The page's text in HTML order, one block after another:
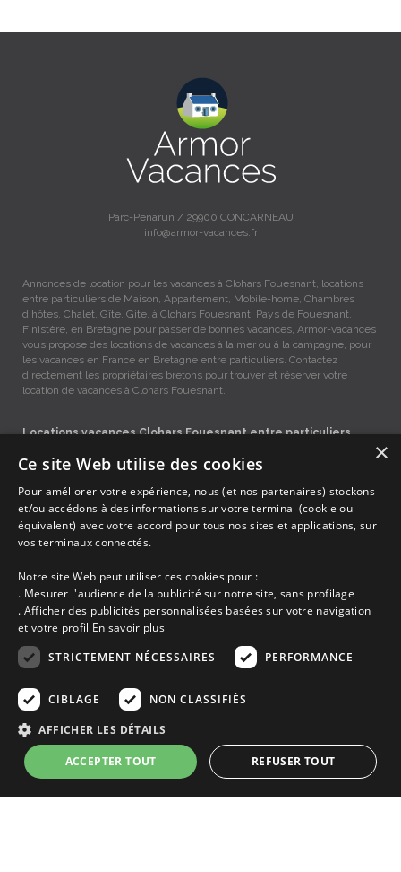
Parc-Penarun / 29900 CONCARNEAU
info@armor-vacances.fr
Annonces de location pour les vacances à Clohars Fouesnant, locations
entre particuliers de Maison, Appartement, Mobile-home, Chambres
d'hôtes, Chalet, Gîte, Gite, à Clohars Fouesnant, Pays de Fouesnant,
Finistère, en Bretagne pour passer de bonnes vacances, Armor-vacances
vous propose des locations de vacances à la mer ou à la campagne, pour
les vacances en France en Bretagne entre particuliers. Contactez
directement les propriétaires bretons pour trouver et réserver votre
location de vacances à Clohars Fouesnant.
Locations vacances Clohars Fouesnant entre particuliers.
Accueil
Dernières minutes
Promotions
Découvrir les départements bretons
Espace propriétaire
Ma sélection
Blog
Conditions générales
En partenariat avec Clévacances des Côtes d'Armor et du Finistère,
Clévacances est un label national de référence, réglementé par une charte
et grille de critères nationales pour certifier la qualité des hébergements
touristiques. C'est aussi un réseau de proximité avec une visite tous les 4
ans et une validation par une commission habilitée. Label de 1 à 5 clés.
×
Ce site Web utilise des cookies
Pour améliorer votre expérience, nous (et nos partenaires) stockons
et/ou accédons à des informations sur votre terminal (cookie ou
équivalent) avec votre accord pour tous nos sites et applications, sur
vos terminaux connectés.
Notre site Web peut utiliser ces cookies pour :
. Mesurer l'audience de la publicité sur notre site, sans profilage
. Afficher des publicités personnalisées basées sur votre navigation
et votre profil En savoir plus
STRICTEMENT NÉCESSAIRES
PERFORMANCE
CIBLAGE NON CLASSIFIÉS
AFFICHER LES DÉTAILS
ACCEPTER TOUT REFUSER TOUT